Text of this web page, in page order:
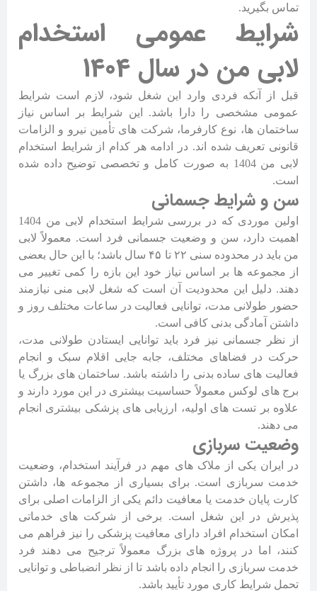
تماس بگیرید.
شرایط عمومی استخدام
لابی من در سال 1404
قبل از آنکه فردی وارد این شغل شود، لازم است شرایط
عمومی مشخصی را دارا باشد. این شرایط بر اساس نیاز
ساختمان ها، نوع کارفرما، شرکت های تأمین نیرو و الزامات
قانونی تعریف شده اند. در ادامه هر کدام از شرایط استخدام
لابی من 1404 به صورت کامل و تخصصی توضیح داده شده
است.
سن و شرایط جسمانی
اولین موردی که در بررسی شرایط استخدام لابی من 1404
اهمیت دارد، سن و وضعیت جسمانی فرد است. معمولاً لابی
من باید در محدوده سنی ۲۲ تا ۴۵ سال باشد؛ با این حال بعضی
از مجموعه ها بر اساس نیاز خود این بازه را کمی تغییر می
دهند. دلیل این محدودیت آن است که شغل لابی منی نیازمند
حضور طولانی مدت، توانایی فعالیت در ساعات مختلف روز و
داشتن آمادگی بدنی کافی است.
از نظر جسمانی نیز فرد باید توانایی ایستادن طولانی مدت،
حرکت در فضاهای مختلف، جابه جایی اقلام سبک و انجام
فعالیت های ساده بدنی را داشته باشد. ساختمان های بزرگ یا
برج های لوکس معمولاً حساسیت بیشتری در این مورد دارند و
علاوه بر تست های اولیه، ارزیابی های پزشکی بیشتری انجام
می دهند.
وضعیت سربازی
در ایران یکی از ملاک های مهم در فرآیند استخدام، وضعیت
خدمت سربازی است. برای بسیاری از مجموعه ها، داشتن
کارت پایان خدمت یا معافیت دائم یکی از الزامات اصلی برای
پذیرش در این شغل است. برخی از شرکت های خدماتی
امکان استخدام افراد دارای معافیت پزشکی را نیز فراهم می
کنند، اما در پروژه های بزرگ معمولاً ترجیح می دهند فرد
خدمت سربازی را انجام داده باشد تا از نظر انضباطی و توانایی
تحمل شرایط کاری مورد تأیید باشد.